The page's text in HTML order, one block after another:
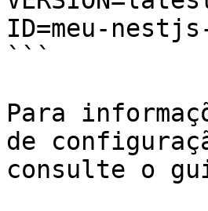
ID=meu-
```
Para
de
consulte o